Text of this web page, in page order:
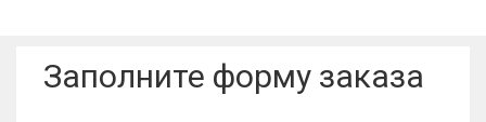
Заполните форму заказа